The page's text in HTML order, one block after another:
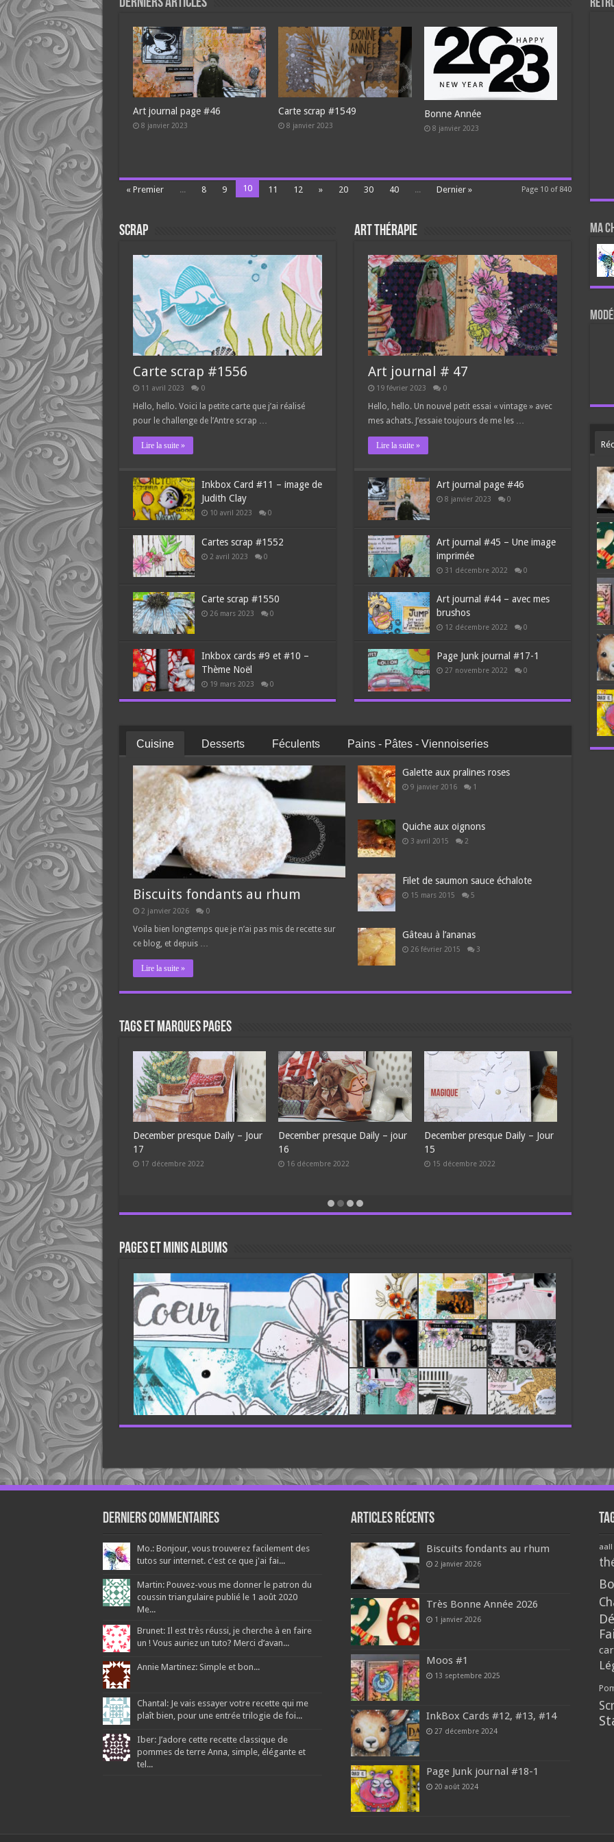
Art journal page #46
8 janvier 2023
Carte scrap #1549
8 janvier 2023
Bonne Année
8 janvier 2023
Page 10 of 840
« Premier ... 8 9 10 11 12 » 20 30 40 ... Dernier »
Scrap
Carte scrap #1556
11 avril 2023 0
Hello, hello. Voici la petite carte que j’ai réalisé
pour le challenge de l’Antre scrap …
Lire la suite »
Inkbox Card #11 – image de
Judith Clay
10 avril 2023 0
Cartes scrap #1552
2 avril 2023 0
Carte scrap #1550
26 mars 2023 0
Inkbox cards #9 et #10 –
Thème Noël
19 mars 2023 0
Art Thérapie
Art journal # 47
19 février 2023 0
Hello, hello. Un nouvel petit essai « vintage » avec
mes achats. J’essaie toujours de me les …
Lire la suite »
Art journal page #46
8 janvier 2023 0
Art journal #45 – Une image
imprimée
31 décembre 2022 0
Art journal #44 – avec mes
brushos
12 décembre 2022 0
Page Junk journal #17-1
27 novembre 2022 0
Cuisine Desserts Féculents Pains - Pâtes - Viennoiseries
Biscuits fondants au rhum
2 janvier 2026 0
Voila bien longtemps que je n’ai pas mis de recette sur
ce blog, et depuis …
Lire la suite »
Galette aux pralines roses
9 janvier 2016 1
Quiche aux oignons
3 avril 2015 2
Filet de saumon sauce échalote
15 mars 2015 5
Gâteau à l’ananas
26 février 2015 3
Tags et Marques pages
– jour
December presque Daily – Jour
15
15 décembre 2022
December presque Daily – jour
December presque Daily – jour
December presque Daily –
Pages et minis albums
Ma
Derniers Commentaires
Mo.: Bonjour, vous trouverez facilement des
tutos sur internet. c'est ce que j'ai fai...
Martin: Pouvez-vous me donner le patron du
coussin triangulaire publié le 1 août 2020
Me...
Brunet: Il est très réussi, je cherche à en faire
un ! Vous auriez un tuto? Merci d’avan...
Annie Martinez: Simple et bon...
Chantal: Je vais essayer votre recette qui me
plaît bien, pour une entrée trilogie de foi...
Iber: J’adore cette recette classique de
pommes de terre Anna, simple, élégante et
tel...
Articles récents
Biscuits fondants au rhum
2 janvier 2026
Très Bonne Année 2026
1 janvier 2026
Moos #1
13 septembre 2025
InkBox Cards #12, #13, #14
27 décembre 2024
Page Junk journal #18-1
20 août 2024